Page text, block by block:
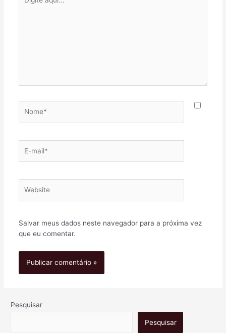
Salvar meus dados neste navegador para a próxima vez
que eu comentar.
Pesquisar
Pesquisar